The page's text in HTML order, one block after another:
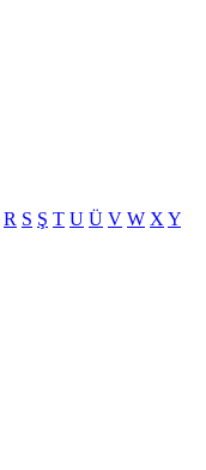
R S Ş T U Ü V W X Y